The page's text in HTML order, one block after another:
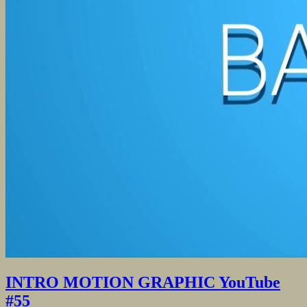
INTRO MOTION GRAPHIC YouTube
#55